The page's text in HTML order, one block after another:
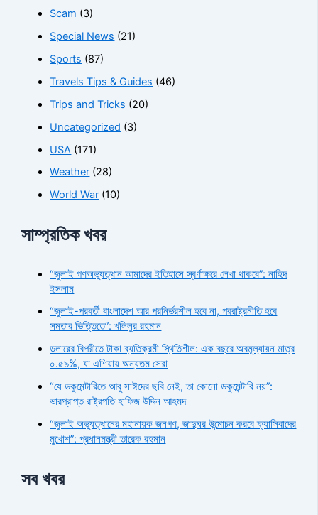
Scam (3)
Special News (21)
Sports (87)
Travels Tips & Guides (46)
Trips and Tricks (20)
Uncategorized (3)
USA (171)
Weather (28)
World War (10)
সাম্প্রতিক খবর
“জুলাই গণঅভ্যুত্থান আমাদের ইতিহাসে স্বর্ণাক্ষরে লেখা থাকবে”: নাহিদ
ইসলাম
“জুলাই-পরবর্তী বাংলাদেশ আর পরনির্ভরশীল হবে না, পররাষ্ট্রনীতি হবে
সমতার ভিত্তিতে”: খলিলুর রহমান
ডলারের বিপরীতে টাকা ব্যতিক্রমী স্থিতিশীল: এক বছরে অবমূল্যায়ন মাত্র
০.৫৯%, যা এশিয়ায় অন্যতম সেরা
“যে ডকুমেন্টারিতে আবু সাঈদের ছবি নেই, তা কোনো ডকুমেন্টারি নয়”:
ভারপ্রাপ্ত রাষ্ট্রপতি হাফিজ উদ্দিন আহমদ
“জুলাই অভ্যুত্থানের মহানায়ক জনগণ, জাদুঘর উন্মোচন করবে ফ্যাসিবাদের
মুখোশ”: প্রধানমন্ত্রী তারেক রহমান
সব খবর